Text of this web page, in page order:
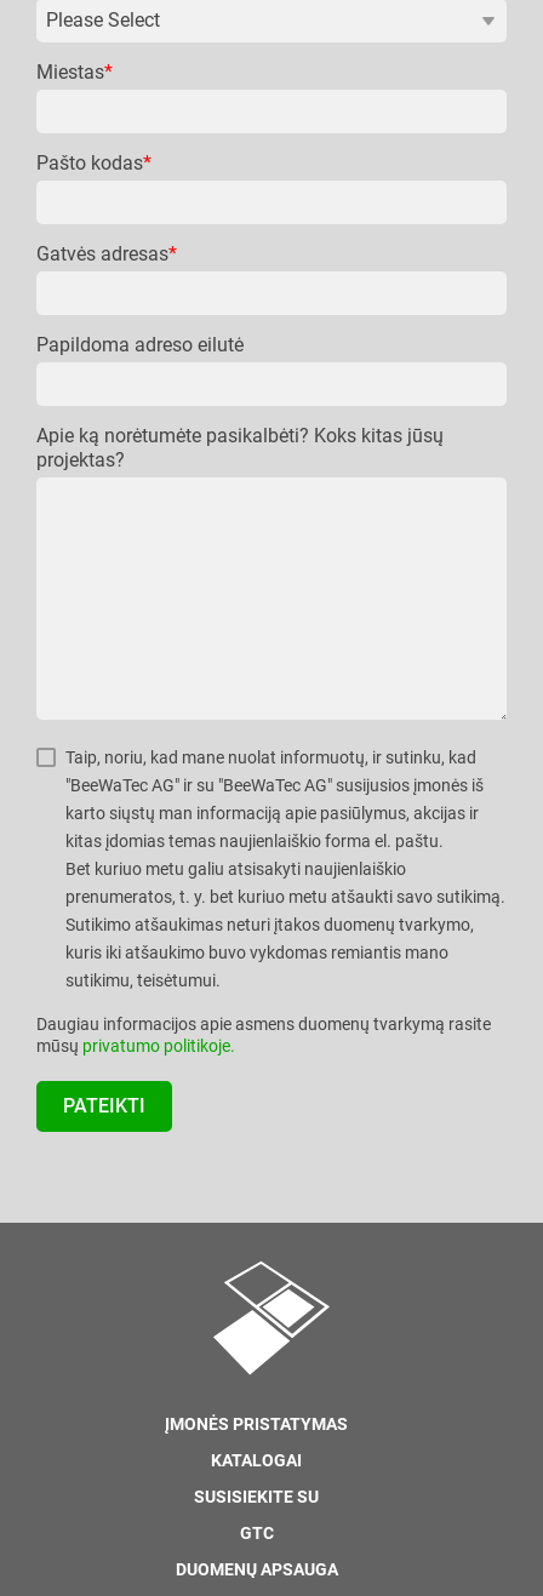
Miestas*
Pašto kodas*
Gatvės adresas*
Papildoma adreso eilutė
Apie ką norėtumėte pasikalbėti? Koks kitas jūsų
projektas?
Taip, noriu, kad mane nuolat informuotų, ir sutinku, kad
"BeeWaTec AG" ir su "BeeWaTec AG" susijusios įmonės iš
karto siųstų man informaciją apie pasiūlymus, akcijas ir
kitas įdomias temas naujienlaiškio forma el. paštu.
Bet kuriuo metu galiu atsisakyti naujienlaiškio
prenumeratos, t. y. bet kuriuo metu atšaukti savo sutikimą.
Sutikimo atšaukimas neturi įtakos duomenų tvarkymo,
kuris iki atšaukimo buvo vykdomas remiantis mano
sutikimu, teisėtumui.
Daugiau informacijos apie asmens duomenų tvarkymą rasite
mūsų privatumo politikoje.
ĮMONĖS PRISTATYMAS
KATALOGAI
SUSISIEKITE SU
GTC
DUOMENŲ APSAUGA